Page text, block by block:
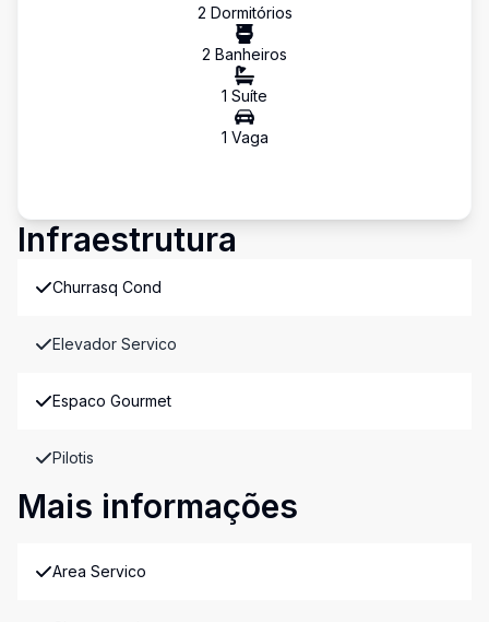
2 Dormitórios
2 Banheiros
1 Suíte
1 Vaga
Infraestrutura
Churrasq Cond
Elevador Servico
Espaco Gourmet
Pilotis
Mais informações
Area Servico